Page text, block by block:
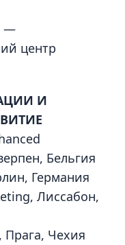
—
центр
И
Бельгия
Германия
Лиссабон,
Прага, Чехия